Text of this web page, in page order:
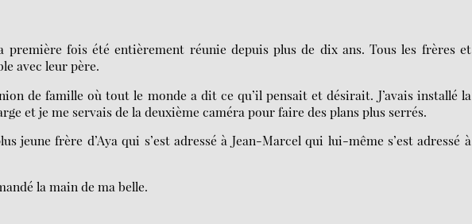
première fois été entièrement réunie depuis plus de dix ans. Tous les frères et
avec leur père.
de famille où tout le monde a dit ce qu’il pensait et désirait. J’avais installé la
et je me servais de la deuxième caméra pour faire des plans plus serrés.
jeune frère d’Aya qui s’est adressé à Jean-Marcel qui lui-même s’est adressé à
la main de ma belle.